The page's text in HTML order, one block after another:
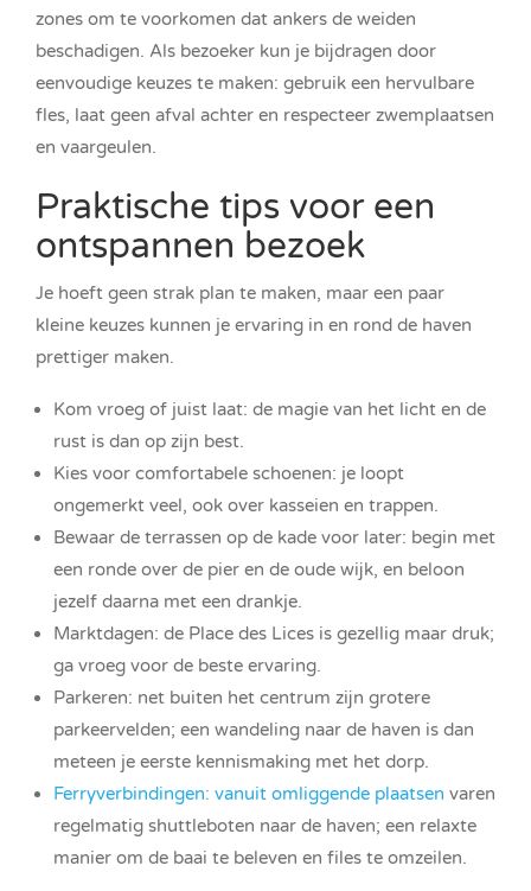
zones om te voorkomen dat ankers de weiden
beschadigen. Als bezoeker kun je bijdragen door
eenvoudige keuzes te maken: gebruik een hervulbare
fles, laat geen afval achter en respecteer zwemplaatsen
en vaargeulen.
Praktische tips voor een
ontspannen bezoek
Je hoeft geen strak plan te maken, maar een paar
kleine keuzes kunnen je ervaring in en rond de haven
prettiger maken.
Kom vroeg of juist laat: de magie van het licht en de
rust is dan op zijn best.
Kies voor comfortabele schoenen: je loopt
ongemerkt veel, ook over kasseien en trappen.
Bewaar de terrassen op de kade voor later: begin met
een ronde over de pier en de oude wijk, en beloon
jezelf daarna met een drankje.
Marktdagen: de Place des Lices is gezellig maar druk;
ga vroeg voor de beste ervaring.
Parkeren: net buiten het centrum zijn grotere
parkeervelden; een wandeling naar de haven is dan
meteen je eerste kennismaking met het dorp.
Ferryverbindingen: vanuit omliggende plaatsen varen
regelmatig shuttleboten naar de haven; een relaxte
manier om de baai te beleven en files te omzeilen.